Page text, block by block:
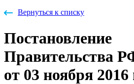
Вернуться к списку
Постановление
Правительства
от 03 ноября